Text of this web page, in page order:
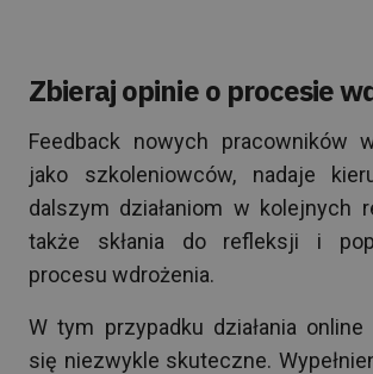
Zbieraj opinie o procesie
Feedback nowych pracowników
jako szkoleniowców, nadaje
dalszym działaniom w kolejnych
także skłania do refleksji i
procesu wdrożenia.
W tym przypadku działania
się niezwykle skuteczne.